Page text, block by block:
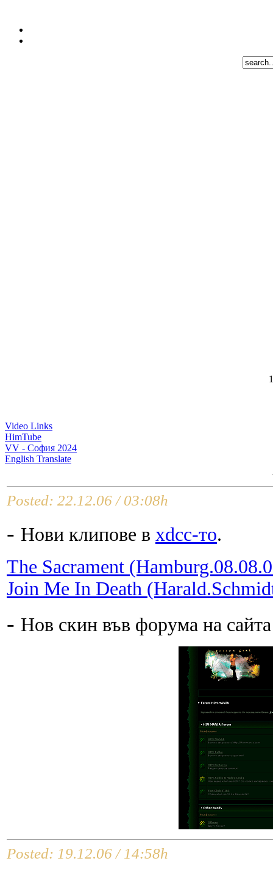
Video Links
HimTube
VV - София 2024
English Translate
Posted: 22.12.06 / 03:08h
- Нови клипове в xdcc-то.
The Sacrament
Join Me In Death
- Нов скин във форума на
Posted: 19.12.06 / 14:58h